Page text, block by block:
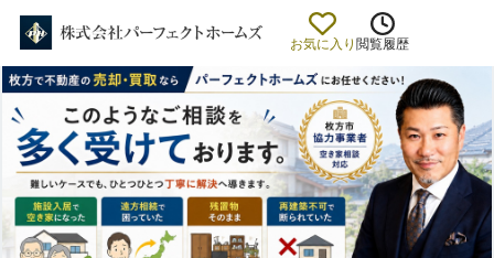
お気に入り 閲覧履歴